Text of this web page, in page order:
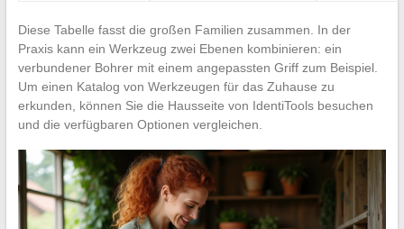
Diese Tabelle fasst die großen Familien zusammen. In der
Praxis kann ein Werkzeug zwei Ebenen kombinieren: ein
verbundener Bohrer mit einem angepassten Griff zum Beispiel.
Um einen Katalog von Werkzeugen für das Zuhause zu
erkunden, können Sie die Hausseite von IdentiTools besuchen
und die verfügbaren Optionen vergleichen.